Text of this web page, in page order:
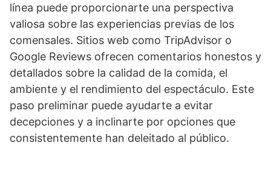
línea puede proporcionarte una perspectiva
valiosa sobre las experiencias previas de los
comensales. Sitios web como TripAdvisor o
Google Reviews ofrecen comentarios honestos y
detallados sobre la calidad de la comida, el
ambiente y el rendimiento del espectáculo. Este
paso preliminar puede ayudarte a evitar
decepciones y a inclinarte por opciones que
consistentemente han deleitado al público.